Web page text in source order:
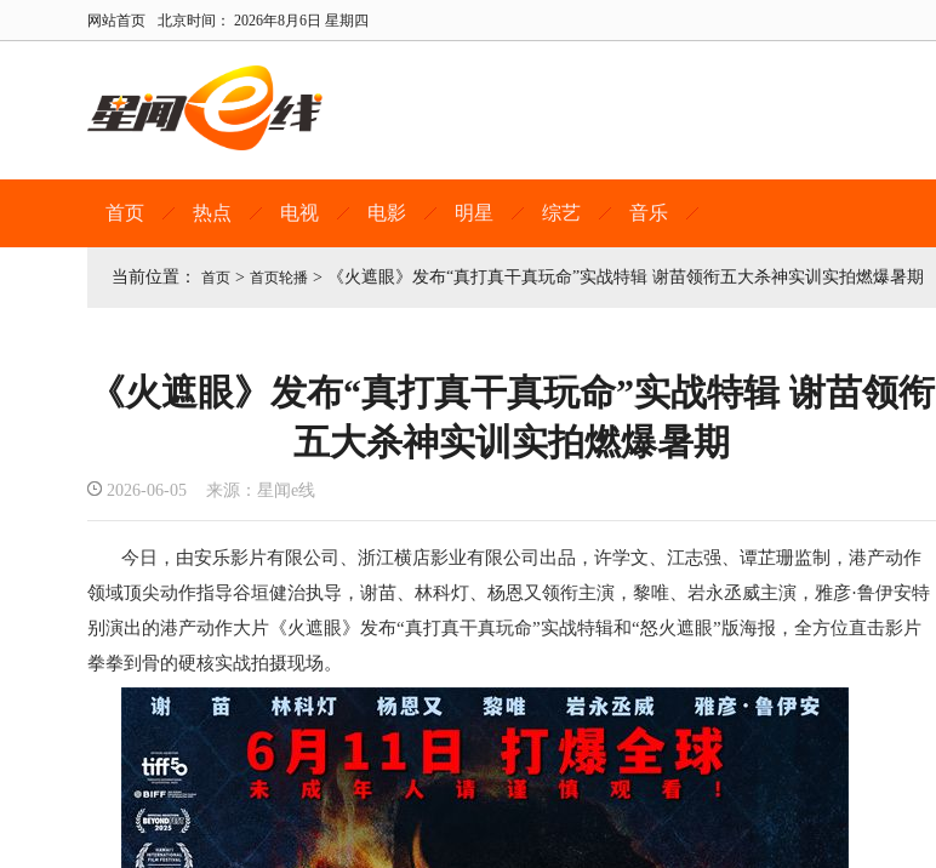
网站首页 北京时间： 2026年8月6日 星期四
首页 热点 电视 电影 明星 综艺 音乐
当前位置： 首页 > 首页轮播 > 《火遮眼》发布“真打真干真玩命”实战特辑 谢苗领衔五大杀神实训实拍燃爆暑期
《火遮眼》发布“真打真干真玩命”实战特辑 谢苗领衔
五大杀神实训实拍燃爆暑期
2026-06-05 来源：星闻e线
今日，由安乐影片有限公司、浙江横店影业有限公司出品，许学文、江志强、谭芷珊监制，港产动作
领域顶尖动作指导谷垣健治执导，谢苗、林科灯、杨恩又领衔主演，黎唯、岩永丞威主演，雅彦·鲁伊安特
别演出的港产动作大片《火遮眼》发布“真打真干真玩命”实战特辑和“怒火遮眼”版海报，全方位直击影片
拳拳到骨的硬核实战拍摄现场。